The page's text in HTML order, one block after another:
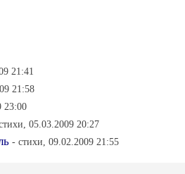
21:41
21:58
23:00
05.03.2009 20:27
- стихи, 09.02.2009 21:55